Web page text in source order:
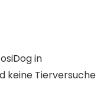
in
keine Tierversuche